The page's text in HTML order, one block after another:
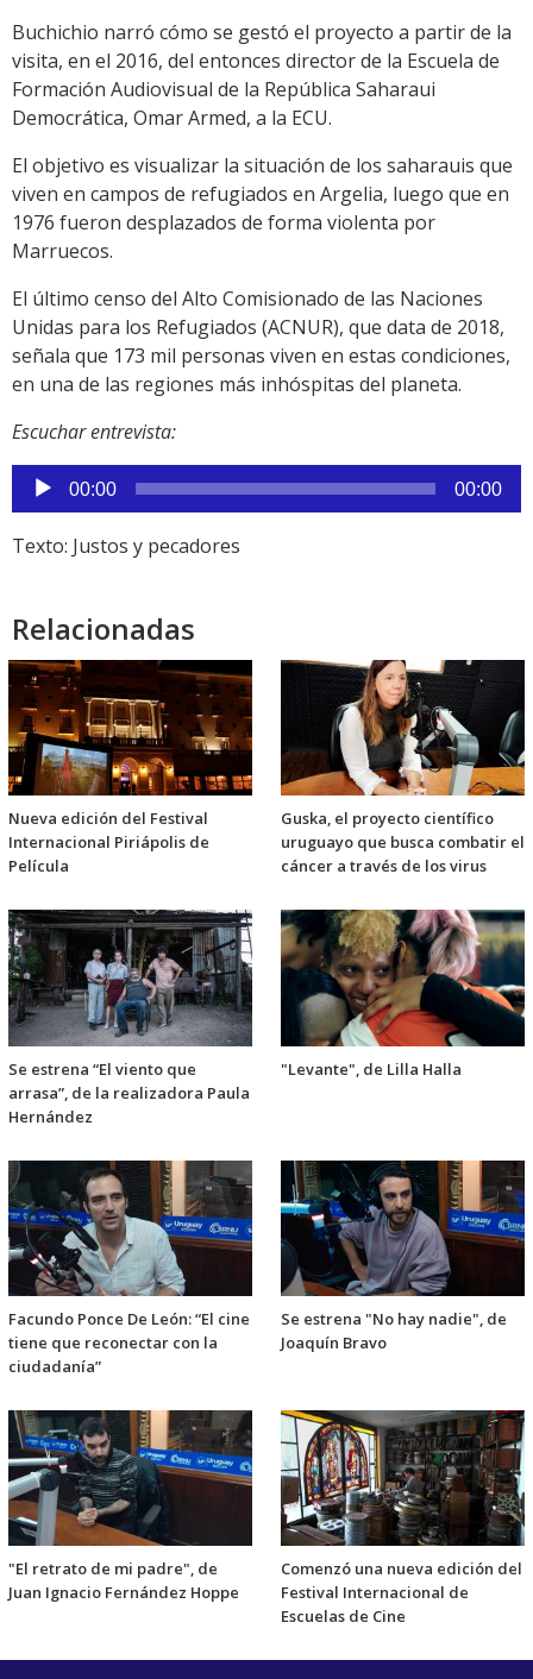
Buchichio narró cómo se gestó el proyecto a partir de la
visita, en el 2016, del entonces director de la Escuela de
Formación Audiovisual de la República Saharaui
Democrática, Omar Armed, a la ECU.
El objetivo es visualizar la situación de los saharauis que
viven en campos de refugiados en Argelia, luego que en
1976 fueron desplazados de forma violenta por
Marruecos.
El último censo del Alto Comisionado de las Naciones
Unidas para los Refugiados (ACNUR), que data de 2018,
señala que 173 mil personas viven en estas condiciones,
en una de las regiones más inhóspitas del planeta.
Escuchar entrevista:
Reproductor
de
audio
00:00 00:00
Texto: Justos y pecadores
Relacionadas
Nueva edición del Festival
Internacional Piriápolis de
Película
Guska, el proyecto científico
uruguayo que busca combatir el
cáncer a través de los virus
Se estrena “El viento que
arrasa”, de la realizadora Paula
Hernández
"Levante", de Lilla Halla
Facundo Ponce De León: “El cine
tiene que reconectar con la
ciudadanía”
Se estrena "No hay nadie", de
Joaquín Bravo
"El retrato de mi padre", de
Juan Ignacio Fernández Hoppe
Comenzó una nueva edición del
Festival Internacional de
Escuelas de Cine